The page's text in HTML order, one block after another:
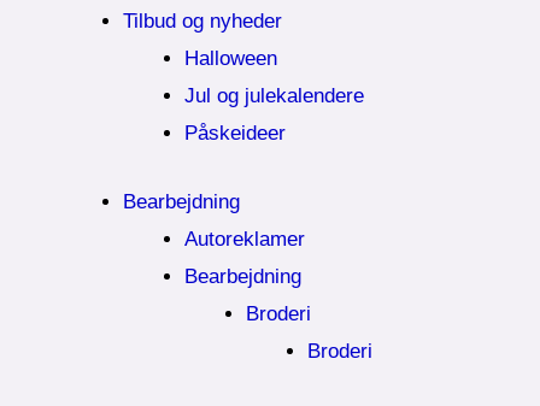
Tilbud og nyheder
Halloween
Jul og julekalendere
Påskeideer
Bearbejdning
Autoreklamer
Bearbejdning
Broderi
Broderi